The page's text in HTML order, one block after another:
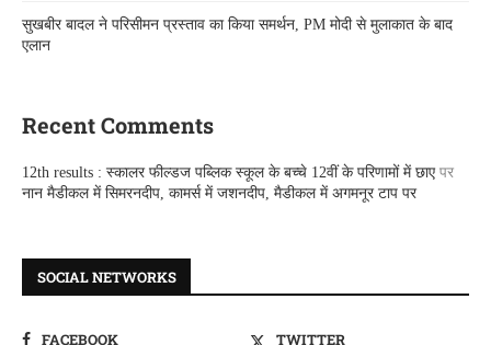
सुखबीर बादल ने परिसीमन प्रस्ताव का किया समर्थन, PM मोदी से मुलाकात के बाद
एलान
Recent Comments
12th results : स्कालर फील्डज पब्लिक स्कूल के बच्चे 12वीं के परिणामों में छाएपर
नान मैडीकल में सिमरनदीप, कामर्स में जशनदीप, मैडीकल में अगमनूर टाप पर
SOCIAL NETWORKS
FACEBOOK
TWITTER